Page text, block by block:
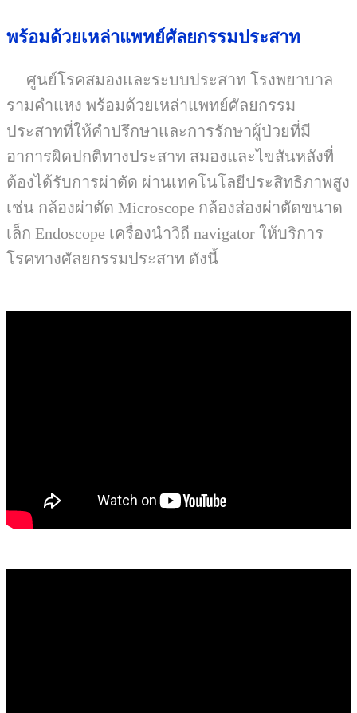
พร้อมด้วยเหล่าแพทย์ศัลยกรรมประสาท
ศูนย์โรคสมองและระบบประสาท โรงพยาบาล
รามคำแหง พร้อมด้วยเหล่าแพทย์ศัลยกรรม
ประสาทที่ให้คำปรึกษาและการรักษาผู้ป่วยที่มี
อาการผิดปกติทางประสาท สมองและไขสันหลังที่
ต้องได้รับการผ่าตัด ผ่านเทคโนโลยีประสิทธิภาพสูง
เช่น กล้องผ่าตัด Microscope กล้องส่องผ่าตัดขนาด
เล็ก Endoscope เครื่องนำวิถี navigator ให้บริการ
โรคทางศัลยกรรมประสาท ดังนี้